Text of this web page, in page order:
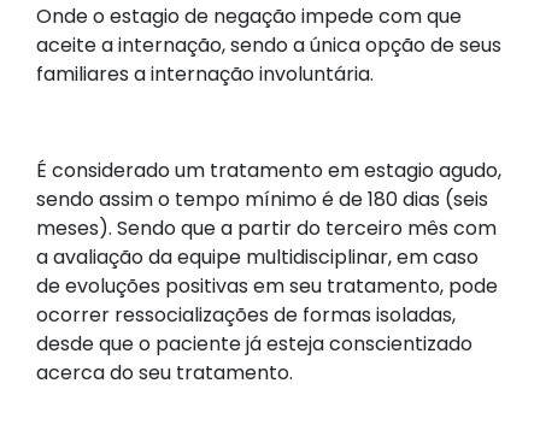
Onde o estagio de negação impede com que
aceite a internação, sendo a única opção de seus
familiares a internação involuntária.
É considerado um tratamento em estagio agudo,
sendo assim o tempo mínimo é de 180 dias (seis
meses). Sendo que a partir do terceiro mês com
a avaliação da equipe multidisciplinar, em caso
de evoluções positivas em seu tratamento, pode
ocorrer ressocializações de formas isoladas,
desde que o paciente já esteja conscientizado
acerca do seu tratamento.